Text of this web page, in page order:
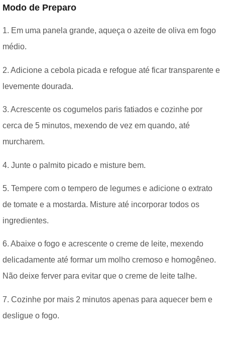
Modo de Preparo
1. Em uma panela grande, aqueça o azeite de oliva em fogo
médio.
2. Adicione a cebola picada e refogue até ficar transparente e
levemente dourada.
3. Acrescente os cogumelos paris fatiados e cozinhe por
cerca de 5 minutos, mexendo de vez em quando, até
murcharem.
4. Junte o palmito picado e misture bem.
5. Tempere com o tempero de legumes e adicione o extrato
de tomate e a mostarda. Misture até incorporar todos os
ingredientes.
6. Abaixe o fogo e acrescente o creme de leite, mexendo
delicadamente até formar um molho cremoso e homogêneo.
Não deixe ferver para evitar que o creme de leite talhe.
7. Cozinhe por mais 2 minutos apenas para aquecer bem e
desligue o fogo.